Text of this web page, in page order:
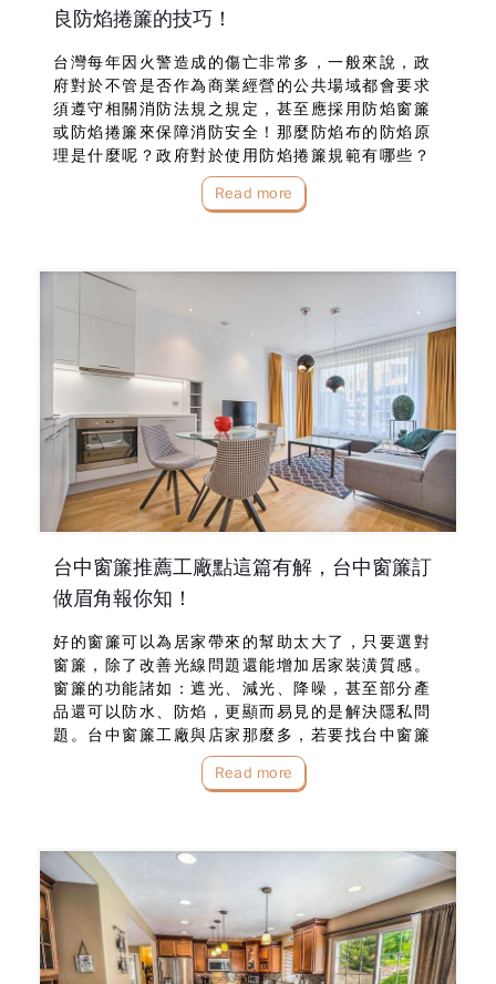
良防焰捲簾的技巧！
台灣每年因火警造成的傷亡非常多，一般來說，政
府對於不管是否作為商業經營的公共場域都會要求
須遵守相關消防法規之規定，甚至應採用防焰窗簾
或防焰捲簾來保障消防安全！那麼防焰布的防焰原
理是什麼呢？政府對於使用防焰捲簾規範有哪些？
以及市面上防焰捲簾價格如何計算才合理呢？且聽
窗簾專家-布魯斯娓娓道來！防焰布的作用原理是什
Read more
台中窗簾推薦工廠點這篇有解，台中窗簾訂
做眉角報你知！
好的窗簾可以為居家帶來的幫助太大了，只要選對
窗簾，除了改善光線問題還能增加居家裝潢質感。
窗簾的功能諸如：遮光、減光、降噪，甚至部分產
品還可以防水、防焰，更顯而易見的是解決隱私問
題。台中窗簾工廠與店家那麼多，若要找台中窗簾
訂做廠商，該注意哪些事呢？台中窗簾推薦來找布
魯斯窗簾，提供專業的諮詢與量身訂做的服務，絕
Read more